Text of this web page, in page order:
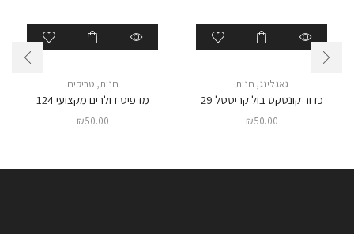
גאגלינג, חנות
כדור קונטקט בול קריסטל 29
₪50.00
חנות, טריקים
מדפיס דולרים מקצועי 124
₪50.00